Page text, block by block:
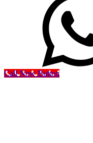
Call Now Button